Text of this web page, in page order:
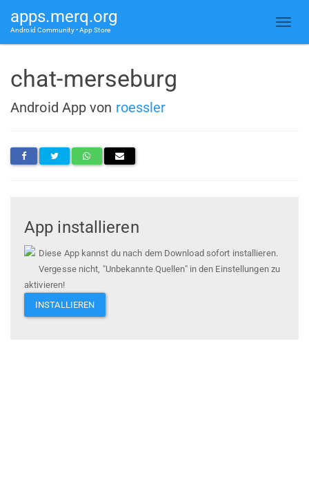
apps.merq.org
Android Community • App Store
chat-merseburg
Android App von roessler
App installieren
Diese App kannst du nach dem Download sofort installieren.
Vergesse nicht, "Unbekannte Quellen" in den Einstellungen zu
aktivieren!
INSTALLIEREN